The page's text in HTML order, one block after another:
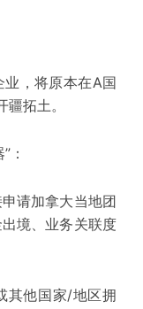
业 ，将原本在A国
疆拓土。
：
请加拿大当地团
境、业务关联度
其他国家/地区拥